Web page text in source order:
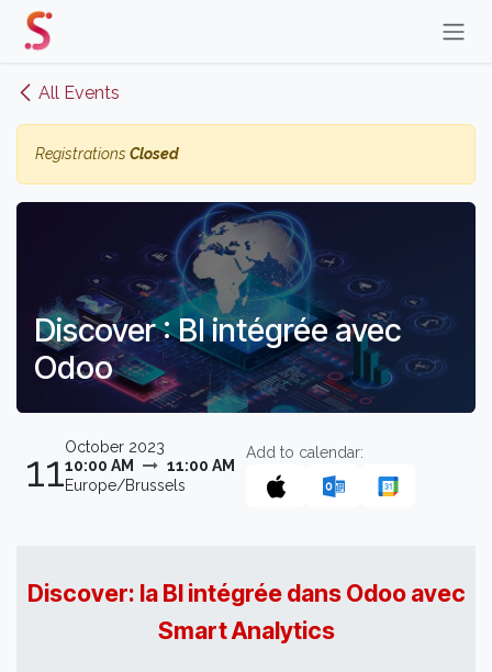
Skip to Content
All Events
Registrations Closed
Discover : BI intégrée avec
Odoo
11October 2023
10:00 AM
11:00 AM
Europe/Brussels
Add to calendar:
Discover: la BI intégrée dans Odoo avec
Smart Analytics